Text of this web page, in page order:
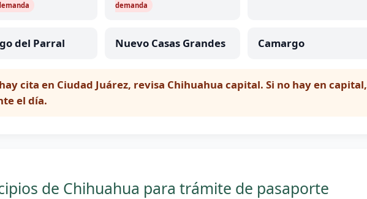
demanda
del Parral Nuevo Casas Grandes Camargo
cita en Ciudad Juárez, revisa Chihuahua capital. Si no hay en
el día.
de Chihuahua para trámite de pasaporte